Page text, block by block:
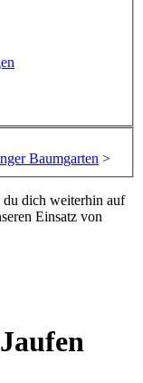
Baumgarten >
du dich weiterhin auf
Einsatz von